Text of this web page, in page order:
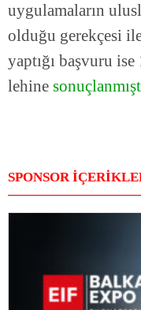
uygulamaların
olduğu gerekçesi
yaptığı başvuru
lehine
SPONSOR